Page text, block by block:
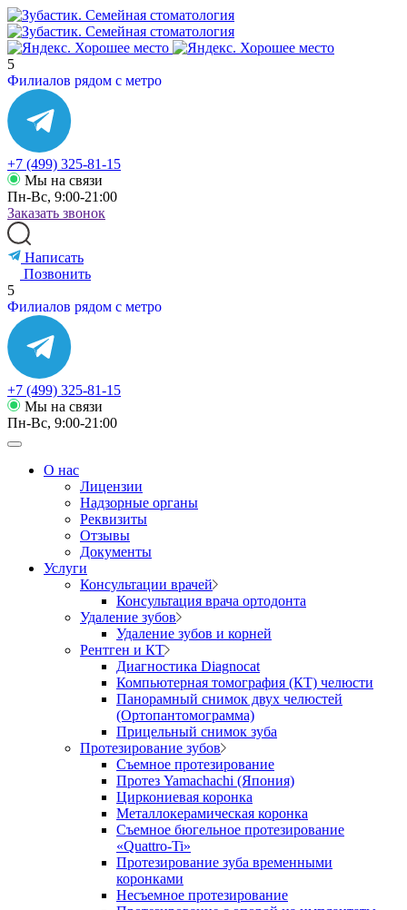
5
Филиалов рядом с метро
+7 (499) 325-81-15
Мы на связи
Пн-Вс, 9:00-21:00
Заказать звонок
Написать
Позвонить
5
Филиалов рядом с метро
+7 (499) 325-81-15
Мы на связи
Пн-Вс, 9:00-21:00
О нас
Лицензии
Надзорные органы
Реквизиты
Отзывы
Документы
Услуги
Консультации врачей
Консультация врача ортодонта
Удаление зубов
Удаление зубов и корней
Рентген и КТ
Диагностика Diagnocat
Компьютерная томография (КТ) челюсти
Панорамный снимок двух челюстей
(Ортопантомограмма)
Прицельный снимок зуба
Протезирование зубов
Съемное протезирование
Протез Yamachachi (Япония)
Циркониевая коронка
Металлокерамическая коронка
Съемное бюгельное протезирование
«Quattro-Ti»
Протезирование зуба временными
коронками
Несъемное протезирование